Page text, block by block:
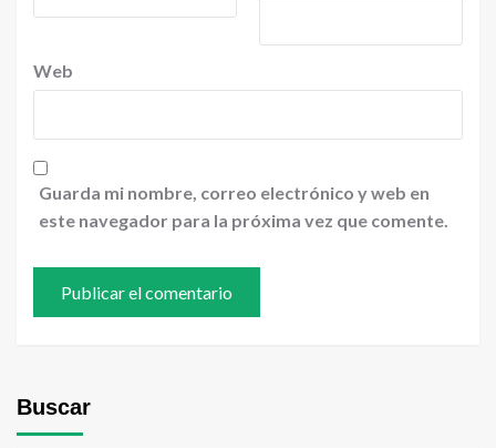
Web
Guarda mi nombre, correo electrónico y web en
este navegador para la próxima vez que comente.
Buscar